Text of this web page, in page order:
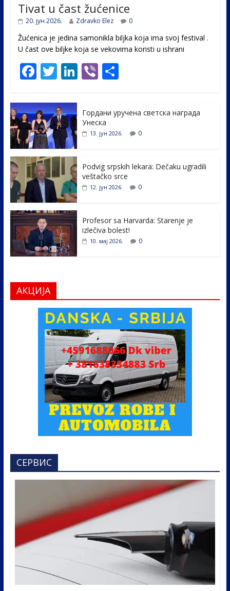
Tivat u čast žućenice
20. јун 2026. Zdravko Elez 0
Žućenica je jedina samonikla biljka koja ima svoj festival .
U čast ovе biljke koja se vekovima koristi u ishrani
F
e
b
o
o
k
T
itt
er
Li
e
dI
Vi S
e
Гордани уручена светска награда
Унеска
13. јун 2026. 0
Podvig srpskih lekara: Dečaku ugradili
veštačko srce
12. јун 2026. 0
Profesor sa Harvarda: Starenje je
izlečiva bolest!
10. мај 2026. 0
АКЦИЈА
СЕРВИС